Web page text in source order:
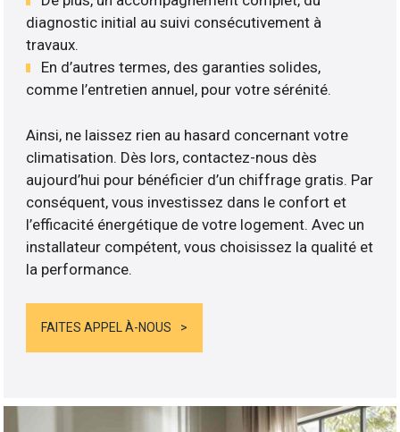
diagnostic initial au suivi consécutivement à
travaux.
En d’autres termes, des garanties solides,
comme l’entretien annuel, pour votre sérénité.
Ainsi, ne laissez rien au hasard concernant votre
climatisation. Dès lors, contactez-nous dès
aujourd’hui pour bénéficier d’un chiffrage gratis. Par
conséquent, vous investissez dans le confort et
l’efficacité énergétique de votre logement. Avec un
installateur compétent, vous choisissez la qualité et
la performance.
FAITES APPEL À-NOUS